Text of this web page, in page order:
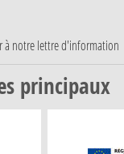
à notre lettre d'information
principaux